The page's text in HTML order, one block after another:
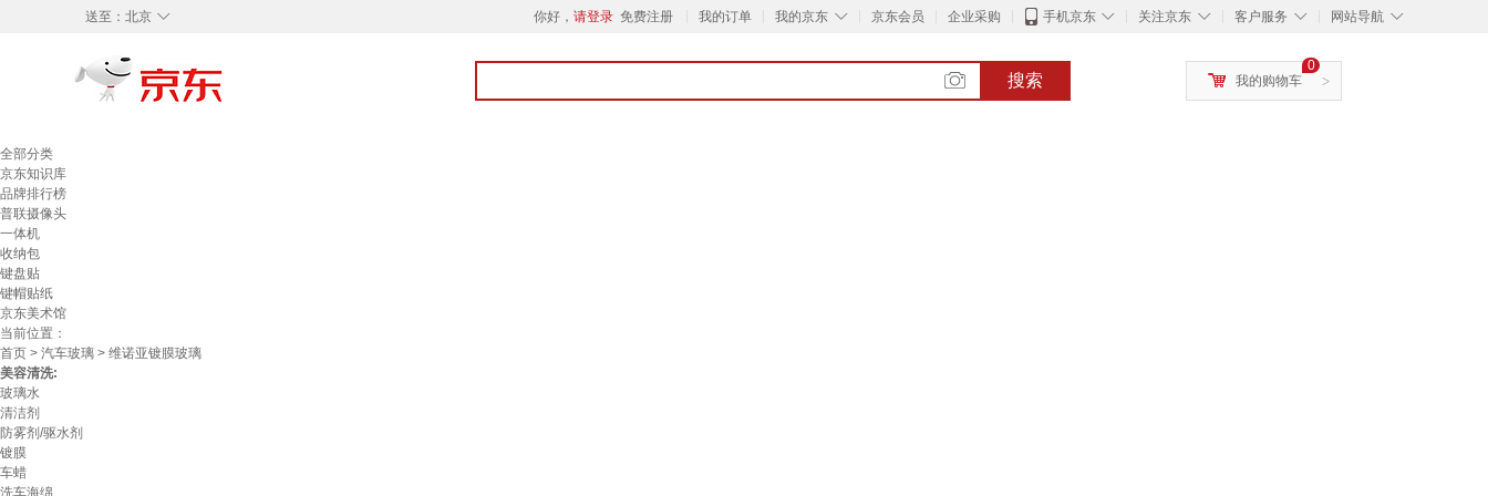
◇
送至： 北京 你好， 请登录 免费注册 我的订单 ◇
我的京东 京东会员 企业采购 ◇
手机京东 ◇
关注京东 ◇
客户服务 ◇
网站导航
搜索 >
0
我的购物车
全部分类
京东知识库
品牌排行榜
普联摄像头
一体机
收纳包
键盘贴
键帽贴纸
京东美术馆
当前位置：
首页 > 汽车玻璃 > 维诺亚镀膜玻璃
美容清洗:
玻璃水
清洁剂
防雾剂/驱水剂
镀膜
车蜡
洗车海绵